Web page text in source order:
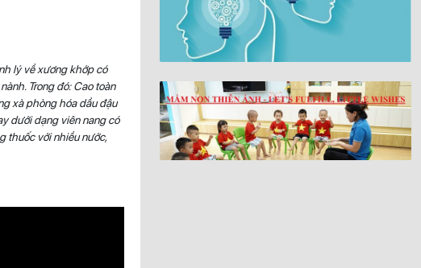
lý về xương khớp có
Trong đó: Cao toàn
xà phòng hóa dầu đậu
dưới dạng viên nang có
thuốc với nhiều nước,